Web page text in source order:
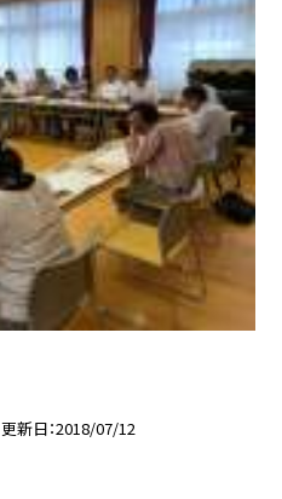
更新日 2018/07/12